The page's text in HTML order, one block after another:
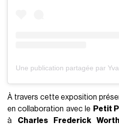
À travers cette exposition
en collaboration avec le Petit
à Charles Frederick Worth